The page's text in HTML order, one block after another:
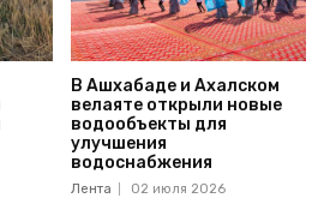
В Ашхабаде и Ахалском
велаяте открыли новые
водообъекты для
улучшения
водоснабжения
Лента 02 июля 2026